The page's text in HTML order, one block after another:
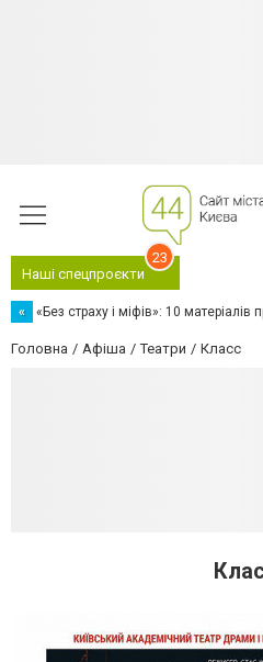
Наші спецпроєкти
23
« «Без страху і міфів»: 10 матеріалів
Головна Афіша Театри Класс